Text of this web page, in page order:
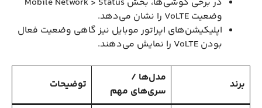
وضعیت VoLTE را نشان می‌دهد.
اپلیکیشن‌های اپراتور موبایل نیز گاهی وضعیت فعال
بودن VoLTE را نمایش می‌دهند.
برند
مدل‌ها /
سری‌های مهم
توضیحات